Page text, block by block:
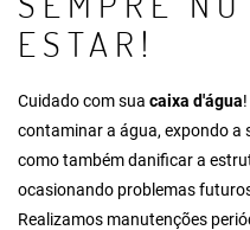
ESTAR!
Cuidado com sua caixa d'água!
contaminar a água, expondo a
como também danificar a
ocasionando problemas
Realizamos manutenções